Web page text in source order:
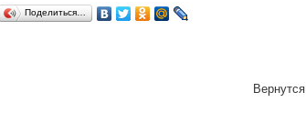
Поделиться…
Вернутся